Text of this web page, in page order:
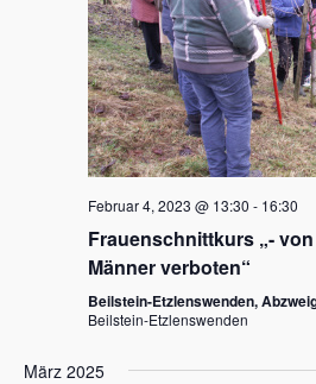
Februar 4, 2023 @ 13:30 - 16:30
Frauenschnittkurs „-
Männer verboten“
Beilstein-Etzlenswenden,
Beilstein-Etzlenswenden
März 2025